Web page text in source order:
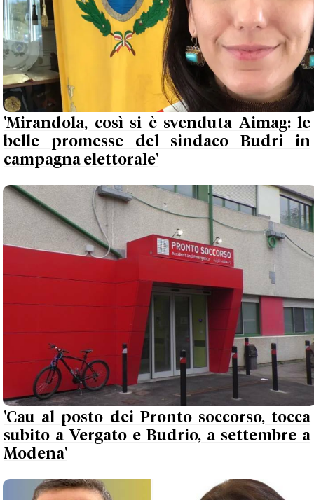
'Mirandola, così si è svenduta Aimag: le
belle promesse del sindaco Budri in
campagna elettorale'
'Cau al posto dei Pronto soccorso, tocca
subito a Vergato e Budrio, a settembre a
Modena'